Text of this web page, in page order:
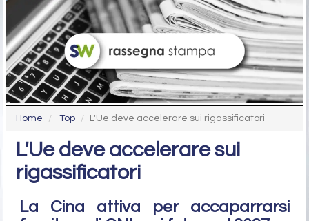
Home Top L'Ue deve accelerare sui rigassificatori
L'Ue deve accelerare sui
rigassificatori
La Cina attiva per accaparrarsi